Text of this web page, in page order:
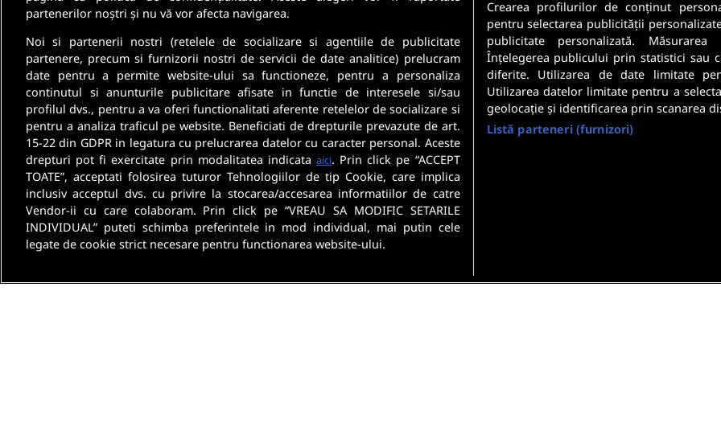
oferte de munca si informatii despre cariera direct in inbox-ul tau.
Securitatea datelor
Confidentialitate
partenerilor noștri și nu vă vor afecta navigarea.
Noi si partenerii nostri (retelele de socializare si agentiile de publicitate
partenere, precum si furnizorii nostri de servicii de date analitice) prelucram
date pentru a permite website-ului sa functioneze, pentru a personaliza
continutul si anunturile publicitare afisate in functie de interesele si/sau
profilul dvs., pentru a va oferi functionalitati aferente retelelor de socializare si
pentru a analiza traficul pe website. Beneficiati de drepturile prevazute de art.
15-22 din GDPR in legatura cu prelucrarea datelor cu caracter personal. Aceste
drepturi pot fi exercitate prin modalitatea indicata aici. Prin click pe “ACCEPT
TOATE”, acceptati folosirea tuturor Tehnologiilor de tip Cookie, care implica
inclusiv acceptul dvs. cu privire la stocarea/accesarea informatiilor de catre
Vendor-ii cu care colaboram. Prin click pe “VREAU SA MODIFIC SETARILE
INDIVIDUAL” puteti schimba preferintele in mod individual, mai putin cele
legate de cookie strict necesare pentru functionarea website-ului.
Crearea profilurilor de conținut
pentru selectarea publicității
publicitate personalizată. Măsurarea
Înțelegerea publicului prin statistici sau
diferite. Utilizarea de date limitate
Utilizarea datelor limitate pentru a
geolocație și identificarea prin scanarea
Listă parteneri (furnizori)